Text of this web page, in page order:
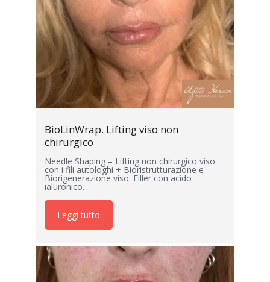
BioLinWrap. Lifting viso non
chirurgico
Needle Shaping – Lifting non chirurgico viso
con i fili autologhi + Bioristrutturazione e
Biorigenerazione viso. Filler con acido
ialuronico.
Leggi tutto